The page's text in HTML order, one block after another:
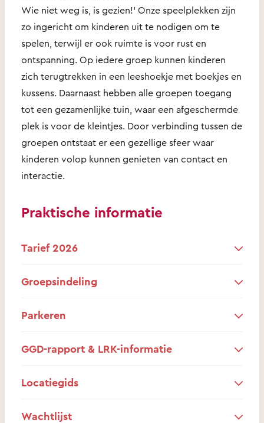
Wie niet weg is, is gezien!' Onze speelplekken zijn
zo ingericht om kinderen uit te nodigen om te
spelen, terwijl er ook ruimte is voor rust en
ontspanning. Op iedere groep kunnen kinderen
zich terugtrekken in een leeshoekje met boekjes en
kussens. Daarnaast hebben alle groepen toegang
tot een gezamenlijke tuin, waar een afgeschermde
plek is voor de kleintjes. Door verbinding tussen de
groepen ontstaat er een gezellige sfeer waar
kinderen volop kunnen genieten van contact en
interactie.
Praktische informatie
Tarief 2026
Groepsindeling
Parkeren
GGD-rapport & LRK-informatie
Locatiegids
Wachtlijst